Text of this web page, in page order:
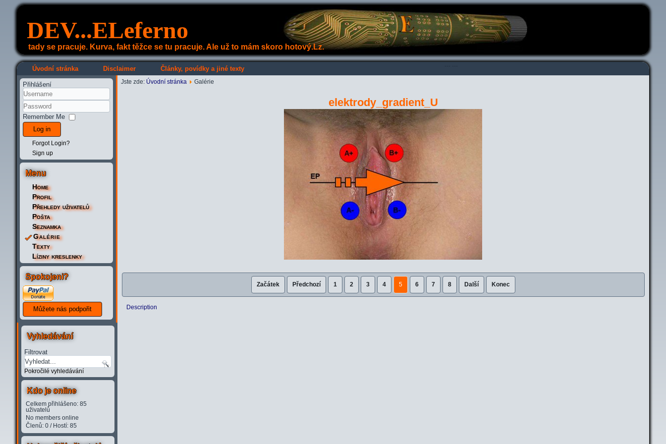
DEV...ELeferno
tady se pracuje. Kurva, fakt těžce se tu pracuje. Ale už to mám skoro hotový.Lz.
Úvodní stránka Disclaimer Články, povídky a jiné texty
Přihlášení
Remember Me
Log in
Forgot Login?
Sign up
Menu
Home
Profil
Přehledy uživatelů
Pošta
Seznamka
Galérie
Texty
Líziny kreslenky
Spokojeni?
Jste zde: Úvodní stránka Galérie
elektrody_gradient_U
Začátek Předchozí 1 2 3 4 5 6 7 8 Další Konec
Description
Vyhledávání
Filtrovat
Pokročilé vyhledávání
Kdo je online
Celkem přihlášeno: 85
uživatelů
No members online
Členů: 0 / Hostí: 85